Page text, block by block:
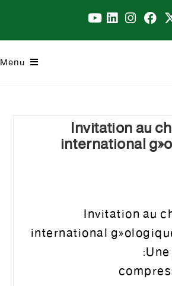
Menu
Invitation au
international
"Invitation au
international
Une pièce jointe: